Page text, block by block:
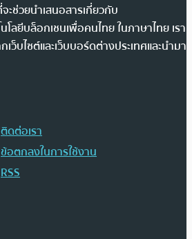
ช่วยนำเสนอสารเกี่ยวกับ
โลยีบล็อกเชนเพื่อคนไทย ในภาษาไทย เรา
บไซต์และเว็บบอร์ดต่างประเทศและนำมา
ติดต่อเรา
ข้อตกลงในการใช้งาน
RSS